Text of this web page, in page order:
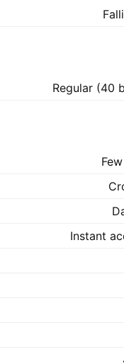
Regular (40
Instant